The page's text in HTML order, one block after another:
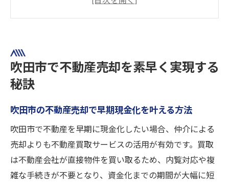
現金化を急ぐなら知るべき不動産買取の流れ
現金化を早める不動産買取の流れ解説
不動産売却で現金化までの期間を短縮する
方法
吹田市でスムーズな不動産売却を実現する
吹田市で不動産売却を素早く実現する
秘訣
吹田市の不動産売却で早期現金化を叶える方法
吹田市で不動産を早期に現金化したい場合、仲介による
売却よりも不動産買取サービスの活用が有効です。買取
は不動産会社が直接物件を買い取るため、内覧対応や複
雑な手続きが不要となり、資金化までの期間が大幅に短